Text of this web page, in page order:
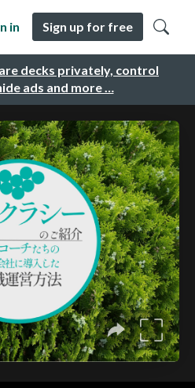
decks privately, control
ads and more …
in Sign up for free